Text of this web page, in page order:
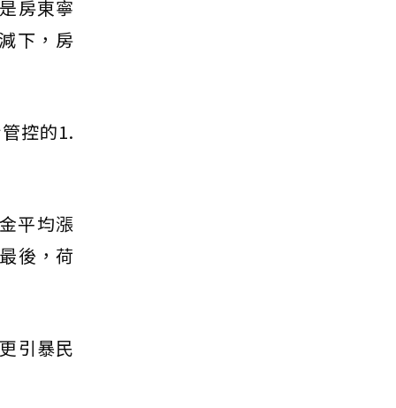
房東寧
下，房
控的1.
平均漲
後，荷
引暴民